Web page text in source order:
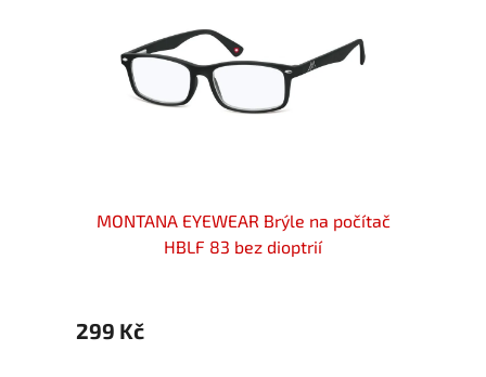
MONTANA EYEWEAR Brýle na počítač
HBLF 83 bez dioptrií
299 Kč